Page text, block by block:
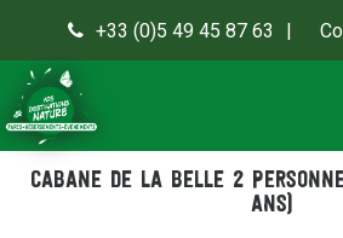
+33 (0)5 49 45 87 63
Cabane de la Belle 2
ans)